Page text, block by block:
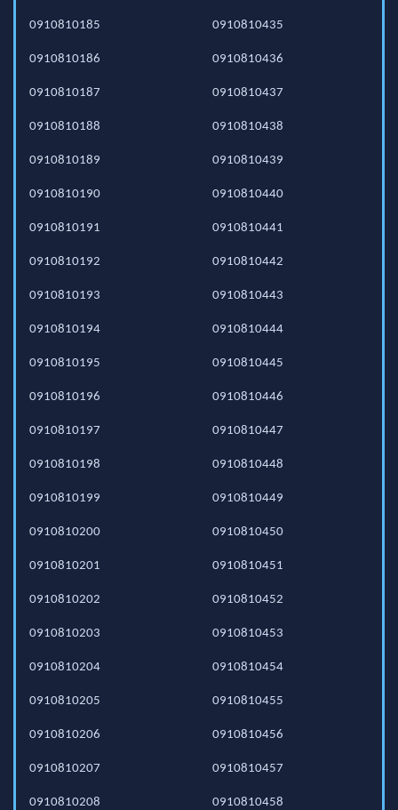
0910810185
0910810186
0910810187
0910810188
0910810189
0910810190
0910810191
0910810192
0910810193
0910810194
0910810195
0910810196
0910810197
0910810198
0910810199
0910810200
0910810201
0910810202
0910810203
0910810204
0910810205
0910810206
0910810207
0910810208
0910810435
0910810436
0910810437
0910810438
0910810439
0910810440
0910810441
0910810442
0910810443
0910810444
0910810445
0910810446
0910810447
0910810448
0910810449
0910810450
0910810451
0910810452
0910810453
0910810454
0910810455
0910810456
0910810457
0910810458